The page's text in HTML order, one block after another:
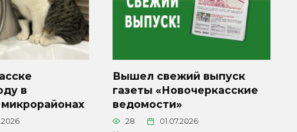
в
Вышел свежий выпуск
газеты «Новочеркасские
ведомости»
28 01.07.2026